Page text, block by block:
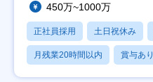
450万~1000万
正社員採用 土日祝休み
月残業20時間以内 賞与あり